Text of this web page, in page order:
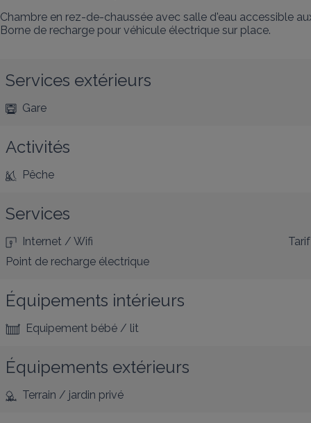
Chambre en rez-de-chaussée avec salle d'eau accessible
Borne de recharge pour véhicule électrique sur place.
Services extérieurs
Gare
Activités
Pêche
Services
Internet / Wifi
Point de recharge électrique
Équipements intérieurs
Equipement bébé / lit
Équipements extérieurs
Terrain / jardin privé